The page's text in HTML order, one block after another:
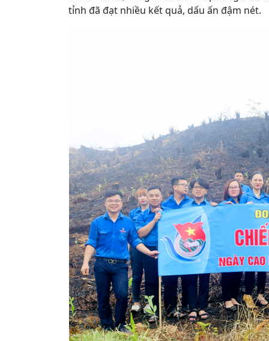
tỉnh đã đạt nhiều kết quả, dấu ấn đậm nét.